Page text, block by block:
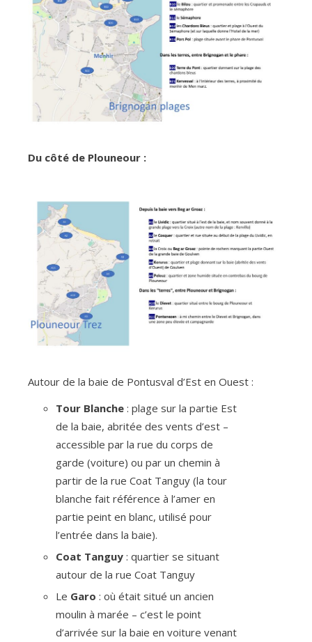
Du côté de Plouneour :
Autour de la baie de Pontusval d’Est en Ouest :
Tour Blanche : plage sur la partie Est
de la baie, abritée des vents d’est –
accessible par la rue du corps de
garde (voiture) ou par un chemin à
partir de la rue Coat Tanguy (la tour
blanche fait référence à l’amer en
partie peint en blanc, utilisé pour
l’entrée dans la baie).
Coat Tanguy : quartier se situant
autour de la rue Coat Tanguy
Le Garo : où était situé un ancien
moulin à marée – c’est le point
d’arrivée sur la baie en voiture venant